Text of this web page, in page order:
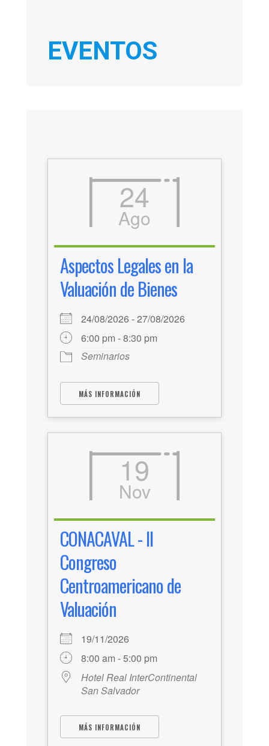
EVENTOS
24
Ago
Aspectos Legales en la
Valuación de Bienes
24/08/2026 - 27/08/2026
6:00 pm - 8:30 pm
Seminarios
MÁS INFORMACIÓN
19
Nov
CONACAVAL - II
Congreso
Centroamericano de
Valuación
19/11/2026
8:00 am - 5:00 pm
Hotel Real InterContinental
San Salvador
MÁS INFORMACIÓN